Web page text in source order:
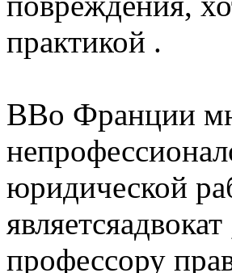
практикой .
ВВо Франции
юридической
профессору